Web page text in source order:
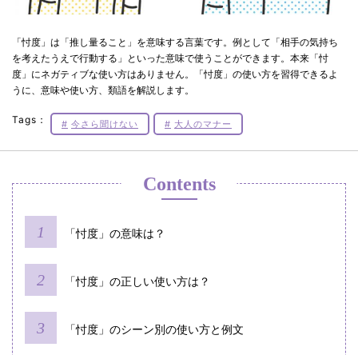
「忖度」は「推し量ること」を意味する言葉です。例として「相手の気持ち
を考えたうえで行動する」といった意味で使うことができます。本来「忖
度」にネガティブな使い方はありません。「忖度」の使い方を習得できるよ
うに、意味や使い方、類語を解説します。
Tags： 今さら聞けない 大人のマナー
Contents
「忖度」の意味は？
「忖度」の正しい使い方は？
「忖度」のシーン別の使い方と例文